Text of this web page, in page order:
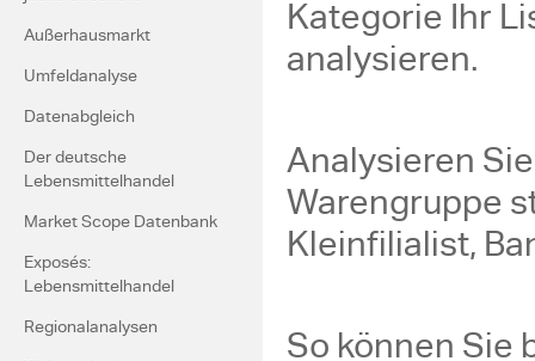
Außerhausmarkt
Umfeldanalyse
Datenabgleich
Der deutsche
Lebensmittelhandel
Market Scope Datenbank
Exposés:
Lebensmittelhandel
Regionalanalysen
Kategorie Ihr
analysieren.
Analysieren
Warengruppe
Kleinfilialist,